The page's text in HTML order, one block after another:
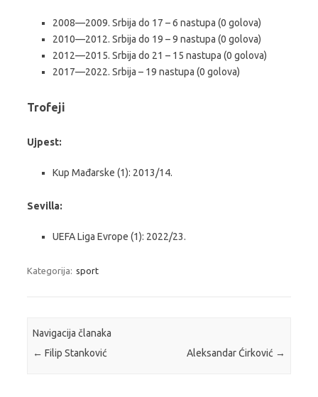
2008—2009. Srbija do 17 – 6 nastupa (0 golova)
2010—2012. Srbija do 19 – 9 nastupa (0 golova)
2012—2015. Srbija do 21 – 15 nastupa (0 golova)
2017—2022. Srbija – 19 nastupa (0 golova)
Trofeji
Ujpest:
Kup Mađarske (1): 2013/14.
Sevilla:
UEFA Liga Evrope (1): 2022/23.
Kategorija: sport
Navigacija članaka
← Filip Stanković Aleksandar Ćirković →